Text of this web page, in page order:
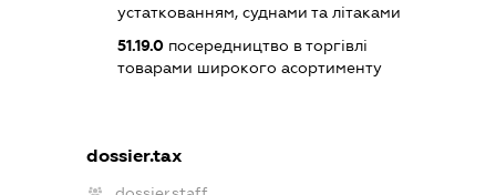
устаткованням, суднами та літаками
51.19.0посередництво в торгівлі
товарами широкого асортименту
dossier.tax